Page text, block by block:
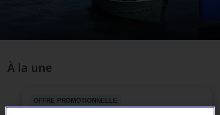
À la une
OFFRE PROMOTIONNELLE